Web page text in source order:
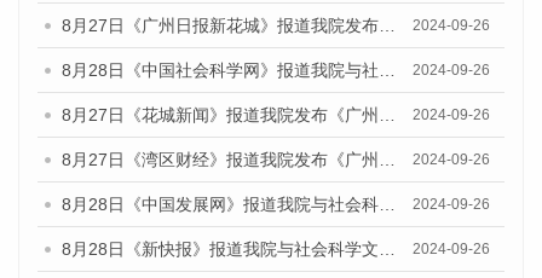
8月27日《广州日报新花城》报道我院发布《广州蓝皮书：广州创新型城市发展报告（2024）》的媒体文章 2024-09-26
8月28日《中国社会科学网》报道我院与社会科学文献出版社联合发布《广州蓝皮书：广州创新型城市发展报告（2024）》的媒体文章 2024-09-26
8月27日《花城新闻》报道我院发布《广州蓝皮书：广州创新型城市发展报告（2024）》的媒体文章 2024-09-26
8月27日《湾区财经》报道我院发布《广州蓝皮书：广州创新型城市发展报告（2024）》的媒体文章 2024-09-26
8月28日《中国发展网》报道我院与社会科学文献出版社联合发布《广州蓝皮书：广州创新型城市发展报告（2024）》的媒体文章 2024-09-26
8月28日《新快报》报道我院与社会科学文献出版社联合发布《广州蓝皮书：广州创新型城市发展报告（2024）》的媒体文章 2024-09-26